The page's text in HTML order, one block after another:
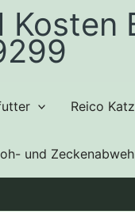
Reico
und